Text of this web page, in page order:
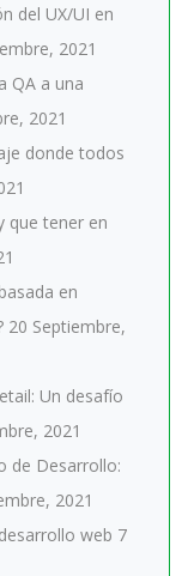
del UX/UI en
2021
QA a una
2021
donde todos
que tener en
en
20 Septiembre,
Un desafío
2021
de Desarrollo:
2021
web 7